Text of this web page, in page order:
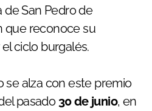
de San Pedro de
que reconoce su
ciclo burgalés.
se alza con este premio
pasado 30 de junio, en